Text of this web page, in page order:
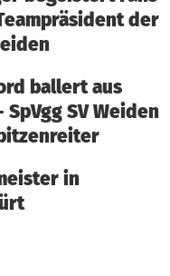
der
ballert aus
SV Weiden
in